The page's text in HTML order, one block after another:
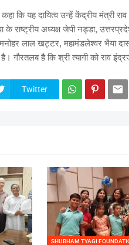
कहा कि यह दायित्व उन्हें केंद्रीय मंत्री
के राष्ट्रीय अध्यक्ष जेपी नड्डा,
लाल खट्टर, महामंडलेश्वर भैया दास
गौरतलब है कि श्री त्यागी को राव
Twitter
SHUBHAM TYAGI